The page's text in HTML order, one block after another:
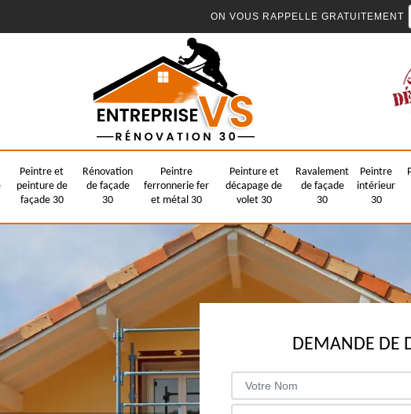
ON VOUS RAPPELLE GRATUITEMENT
Peintre et
peinture de
façade 30
Rénovation
de façade
30
Peintre
ferronnerie fer
et métal 30
Peinture et
décapage de
volet 30
Ravalement
de façade
30
Peintre
intérieur
30
DEMANDE DE